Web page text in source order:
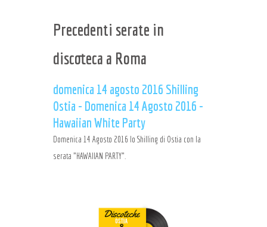
Precedenti serate in
discoteca a Roma
domenica 14 agosto 2016 Shilling
Ostia - Domenica 14 Agosto 2016 -
Hawaiian White Party
Domenica 14 Agosto 2016 lo Shilling di Ostia con la
serata "HAWAIIAN PARTY".